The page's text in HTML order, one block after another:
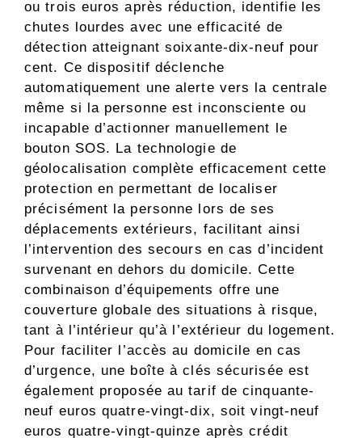
ou trois euros après réduction, identifie les
chutes lourdes avec une efficacité de
détection atteignant soixante-dix-neuf pour
cent. Ce dispositif déclenche
automatiquement une alerte vers la centrale
même si la personne est inconsciente ou
incapable d’actionner manuellement le
bouton SOS. La technologie de
géolocalisation complète efficacement cette
protection en permettant de localiser
précisément la personne lors de ses
déplacements extérieurs, facilitant ainsi
l’intervention des secours en cas d’incident
survenant en dehors du domicile. Cette
combinaison d’équipements offre une
couverture globale des situations à risque,
tant à l’intérieur qu’à l’extérieur du logement.
Pour faciliter l’accès au domicile en cas
d’urgence, une boîte à clés sécurisée est
également proposée au tarif de cinquante-
neuf euros quatre-vingt-dix, soit vingt-neuf
euros quatre-vingt-quinze après crédit